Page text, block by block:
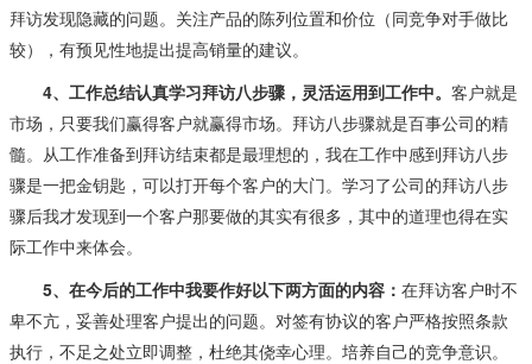
拜访发现隐藏的问题。关注产品的陈列位置和价位（同竞争对手做比
较），有预见性地提出提高销量的建议。
4、工作总结认真学习拜访八步骤，灵活运用到工作中。 客户就是
市场，只要我们赢得客户就赢得市场。拜访八步骤就是百事公司的精
髓。从工作准备到拜访结束都是最理想的，我在工作中感到拜访八步
骤是一把金钥匙，可以打开每个客户的大门。学习了公司的拜访八步
骤后我才发现到一个客户那要做的其实有很多，其中的道理也得在实
际工作中来体会。
5、在今后的工作中我要作好以下两方面的内容： 在拜访客户时不
卑不亢，妥善处理客户提出的问题。对签有协议的客户严格按照条款
执行，不足之处立即调整，杜绝其侥幸心理。培养自己的竞争意识。